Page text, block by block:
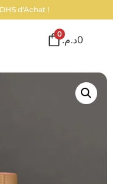
d'Achat !
0 0د.م.